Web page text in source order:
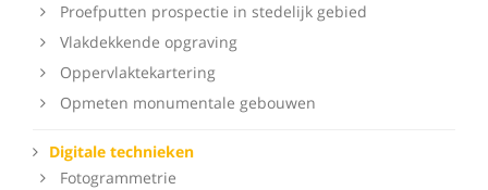
Proefputten prospectie in stedelijk gebied
Vlakdekkende opgraving
Oppervlaktekartering
Opmeten monumentale gebouwen
Digitale technieken
Fotogrammetrie